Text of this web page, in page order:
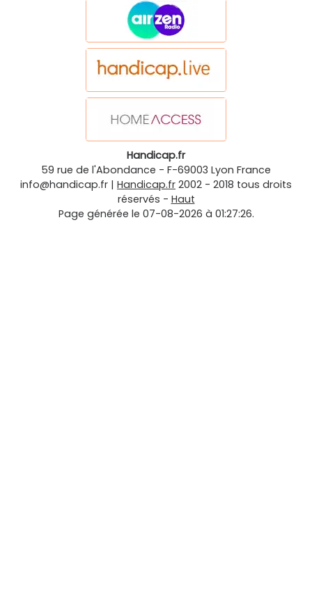
Handicap.fr
59 rue de l'Abondance - F-69003 Lyon France
info@handicap.fr | Handicap.fr 2002 - 2018 tous droits
réservés - Haut
Page générée le 07-08-2026 à 01:27:26.